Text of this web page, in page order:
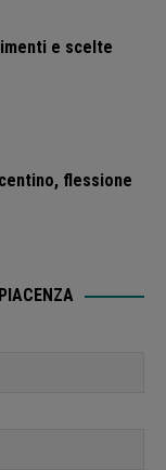
e scelte
flessione